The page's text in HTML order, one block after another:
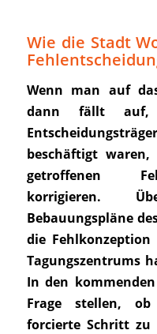
Wie die Stadt
Wenn man auf
dann fällt auf,
beschäftigt
getroffenen
korrigieren.
Bebauungspläne
die
Tagungszentrums
In den
Frage stellen,
forcierte Schritt zu